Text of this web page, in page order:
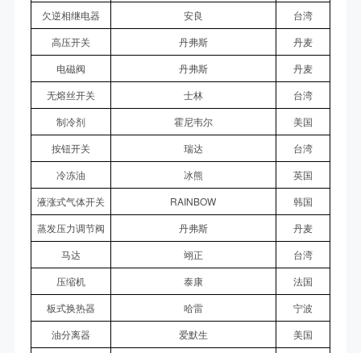
欠逆相继电器
安良
台湾
高压开关
丹弗斯
丹麦
电磁阀
丹弗斯
丹麦
无熔丝开关
士林
台湾
制冷剂
霍尼韦尔
美国
按钮开关
瑞达
台湾
冷冻油
冰熊
英国
液涨式气体开关
RAINBOW
韩国
蒸发压力调节阀
丹弗斯
丹麦
马达
翊正
台湾
压缩机
泰康
法国
板式换热器
哈雷
宁波
油分离器
爱默生
美国